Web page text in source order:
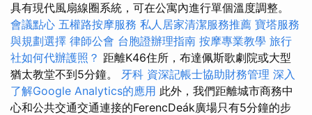
具有現代風扇線圈系統，可在公寓內進行單個溫度調整。
會議點心 五權路按摩服務 私人居家清潔服務推薦 寶塔服務
與規劃選擇 律師公會 台胞證辦理指南 按摩專業教學 旅行
社如何代辦護照？ 距離K46住所，布達佩斯歌劇院或大型
猶太教堂不到5分鐘。 牙科 資深記帳士協助財務管理 深入
了解Google Analytics的應用 此外，我們距離城市商務中
心和公共交通交通連接的FerencDeák廣場只有5分鐘的步